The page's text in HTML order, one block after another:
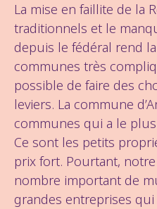
La mise en faillite de la
traditionnels et le
depuis le fédéral rend
communes très
possible de faire des
leviers. La commune
communes qui a le
Ce sont les petits
prix fort. Pourtant,
nombre important de
grandes entreprises